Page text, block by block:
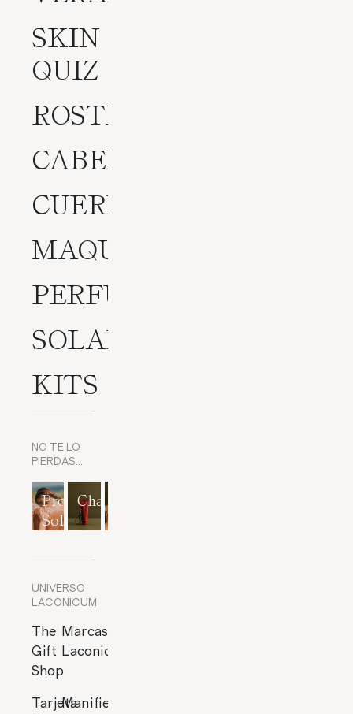
SKIN
QUIZ
ROSTRO
CABELLO
CUERPO
MAQUILLAJE
PERFUMES
SOLARES
KITS
NO TE LO
PIERDAS…
Protección
Solar
Champús
UNIVERSO
LACONICUM
The
Gift
Shop
Marcas
Laconicum
TarjetaManifiesto